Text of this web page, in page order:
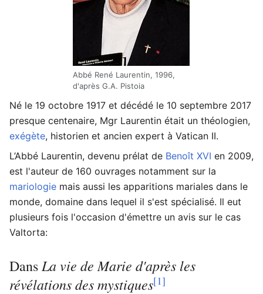
Abbé René Laurentin, 1996,
d'après G.A. Pistoia
Né le 19 octobre 1917 et décédé le 10 septembre 2017
presque centenaire, Mgr Laurentin était un théologien,
exégète, historien et ancien expert à Vatican II.
L’Abbé Laurentin, devenu prélat de Benoît XVI en 2009,
est l'auteur de 160 ouvrages notamment sur la
mariologie mais aussi les apparitions mariales dans le
monde, domaine dans lequel il s'est spécialisé. Il eut
plusieurs fois l'occasion d'émettre un avis sur le cas
Valtorta:
Dans La vie de Marie d'après les
révélations des mystiques[1]